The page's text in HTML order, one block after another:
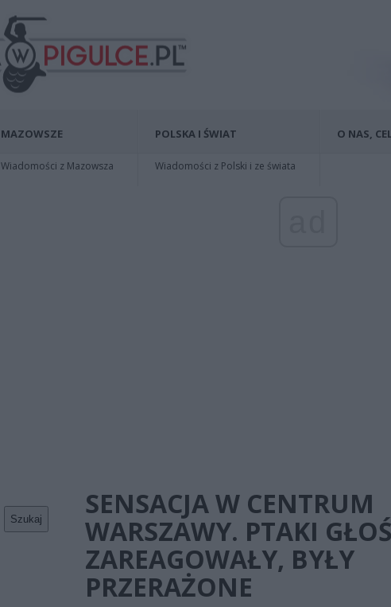
MAZOWSZE
Wiadomości z Mazowsza
POLSKA I ŚWIAT
Wiadomości z Polski i ze świata
O NAS,
Szukaj
SENSACJA W CENTRUM
WARSZAWY. PTAKI
ZAREAGOWAŁY, BYŁY
PRZERAŻONE